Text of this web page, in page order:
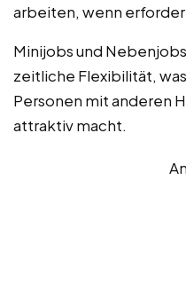
arbeiten, wenn
Minijobs und
zeitliche Flexibilität,
Personen mit anderen
attraktiv macht.